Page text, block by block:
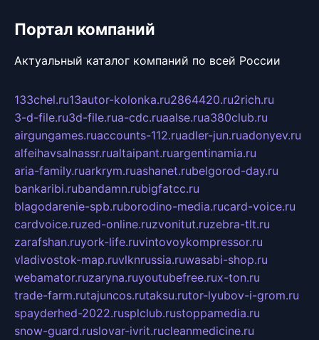
Портал компаний
Актуальный каталог компаний по всей России
133chel.ru13autor-kolonka.ru2864420.ru2rich.ru
3-d-file.ru3d-file.rua-cdc.ruaalse.rua380club.ru
airgungames.ruaccounts-112.ruadler-jun.ruadonyev.ru
alfeihavsalnassr.rualtaipant.ruargentinamia.ru
aria-family.ruarkrym.ruashanet.rubelgorod-day.ru
bankaribi.rubandamn.rubigfatcc.ru
blagodarenie-spb.ruborodino-media.rucard-voice.ru
cardvoice.ruzed-online.ruzvonitut.ruzebra-tlt.ru
zarafshan.ruyork-life.ruvintovoykompressor.ru
vladivostok-map.ruvlknrussia.ruwasabi-shop.ru
webamator.ruzaryna.ruyoutubefree.rux-ton.ru
trade-farm.rutajuncos.rutaksu.rutor-lyubov-i-grom.ru
spayderhed-2022.rusplclub.rustoppamedia.ru
snow-guard.ruslovar-ivrit.rucleanmedicine.ru